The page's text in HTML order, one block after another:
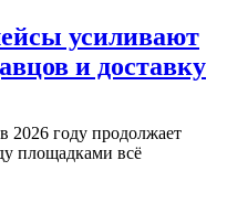
усиливают
и доставку
2026 году продолжает
площадками всё